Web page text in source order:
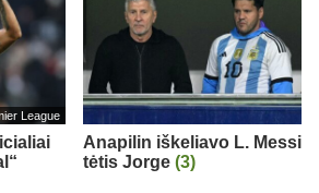
League
Anapilin iškeliavo L. Messi
tėtis Jorge (3)